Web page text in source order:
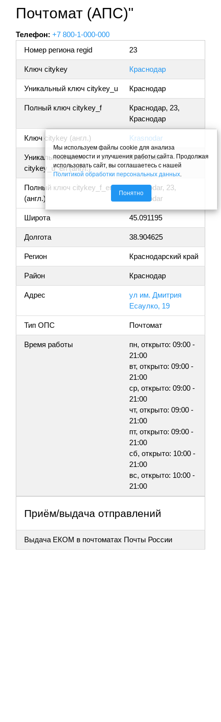
Почтомат (АПС)"
Телефон: +7 800-1-000-000
Номер региона regid
23
Ключ citykey Краснодар
Уникальный ключ citykey_u Краснодар
Полный ключ citykey_f
Краснодар, 23,
Краснодар
Ключ citykey (англ.) Krasnodar
Уникальный ключ
citykey_u_en (англ.)
Krasnodar
Полный ключ citykey_f_en
(англ.)
Krasnodar, 23,
Krasnodar
Широта 45.091195
Долгота 38.904625
Регион Краснодарский край
Район Краснодар
Адрес
ул им. Дмитрия
Есаулко, 19
Тип ОПС Почтомат
Время работы
пн, открыто: 09:00 -
21:00
вт, открыто: 09:00 -
21:00
ср, открыто: 09:00 -
21:00
чт, открыто: 09:00 -
21:00
пт, открыто: 09:00 -
21:00
сб, открыто: 10:00 -
21:00
вс, открыто: 10:00 -
21:00
Приём/выдача отправлений
Выдача ЕКОМ в почтоматах Почты России
Мы используем файлы cookie для анализа
посещаемости и улучшения работы сайта. Продолжая
использовать сайт, вы соглашаетесь с нашей
Политикой обработки персональных данных.
Понятно